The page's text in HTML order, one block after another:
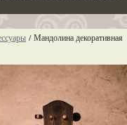
/ Мандолина декоративная